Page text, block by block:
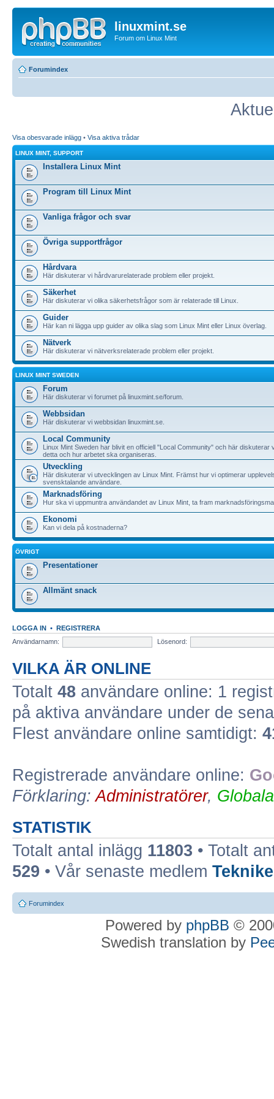
linuxmint.se
Forum om Linux Mint
Forumindex
Visa obesvarade inlägg • Visa aktiva trådar
LINUX MINT, SUPPORT
Installera Linux Mint
Program till Linux Mint
Vanliga frågor och svar
Övriga supportfrågor
Hårdvara
Här diskuterar vi hårdvarurelaterade problem eller projekt.
Säkerhet
Här diskuterar vi olika säkerhetsfrågor som är relaterade till Linux.
Guider
Här kan ni lägga upp guider av olika slag som Linux Mint eller Linux överlag.
Nätverk
Här diskuterar vi nätverksrelaterade problem eller projekt.
LINUX MINT SWEDEN
Forum
Här diskuterar vi forumet på linuxmint.se/forum.
Webbsidan
Här diskuterar vi webbsidan linuxmint.se.
Local Community
Linux Mint Sweden har blivit en officiell "Local Community" och här diskuterar
detta och hur arbetet ska organiseras.
Utveckling
Här diskuterar vi utvecklingen av Linux Mint. Främst hur vi optimerar
svensktalande användare.
Marknadsföring
Hur ska vi uppmuntra användandet av Linux Mint, ta fram
Ekonomi
Kan vi dela på kostnaderna?
ÖVRIGT
Presentationer
Allmänt snack
LOGGA IN • REGISTRERA
Användarnamn:
Lösenord:
VILKA ÄR ONLINE
Totalt 48 användare online: 1
på aktiva användare under de
Flest användare online samtidigt:
Registrerade användare online:
Förklaring:Administratörer,
STATISTIK
Totalt antal inlägg 11803 • Totalt
529 • Vår senaste medlem
Forumindex
Powered by phpBB ©
Swedish translation by